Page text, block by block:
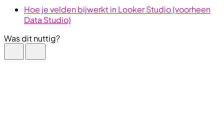
Hoe je velden bijwerkt in Looker Studio (voorheen
Data Studio)
Was dit nuttig?